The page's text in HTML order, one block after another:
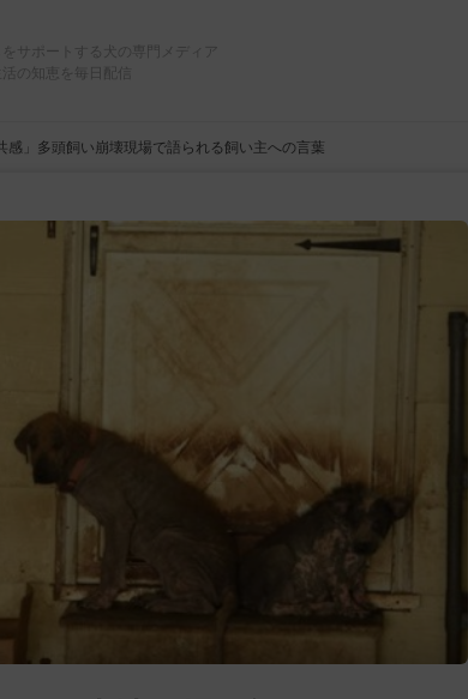
サポートする犬の専門メディア
の知恵を毎日配信
感」多頭飼い崩壊現場で語られる飼い主への言葉